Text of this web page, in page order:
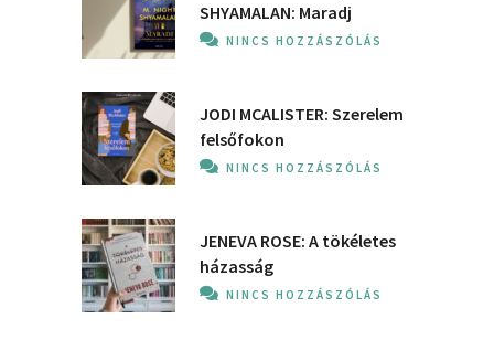
SHYAMALAN: Maradj
NINCS HOZZÁSZÓLÁS
JODI MCALISTER: Szerelem
felsőfokon
NINCS HOZZÁSZÓLÁS
JENEVA ROSE: A ​tökéletes
házasság
NINCS HOZZÁSZÓLÁS